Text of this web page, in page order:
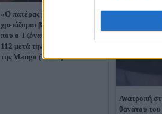
«Ο πατέρας μου έπεσε,
χρειάζομαι βοήθεια»: Η στιγμή
που ο Τζόναθαν Άντικ καλεί το
112 μετά την πτώση του ιδρυτή
της Mango (Video)
Ανατροπή
θανάτου του